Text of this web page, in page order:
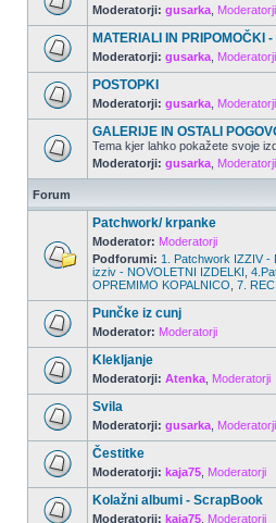
Moderatorji: gusarka Moderatorji
MATERIALI IN PRIPOMOČKI
Moderatorji: gusarka Moderatorji
POSTOPKI
Moderatorji: gusarka Moderatorji
GALERIJE IN OSTALI
Tema kjer lahko pokažete svoje
Moderatorji: gusarka Moderatorji
Forum
Patchwork/ krpanke
Moderator: Moderatorji
Podforumi: 1. Patchwork IZZIV -
izziv - NOVOLETNI IZDELKI
OPREMIMO KOPALNICO 7.
Punčke iz cunj
Moderator: Moderatorji
Klekljanje
Moderatorji: Atenka Moderatorji
Svila
Moderatorji: gusarka Moderatorji
Čestitke
Moderatorji: kaja75 Moderatorji
Kolažni albumi - ScrapBook
Moderatorji: kaja75 Moderatorji